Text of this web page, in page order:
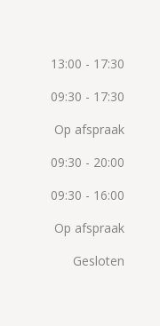
13:00 - 17:30
09:30 - 17:30
Op afspraak
09:30 - 20:00
09:30 - 16:00
Op afspraak
Gesloten